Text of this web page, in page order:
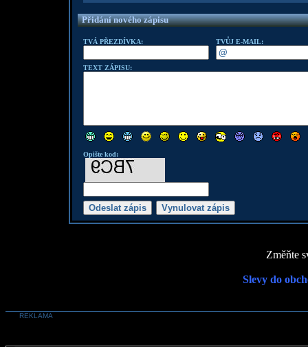
Přidání nového zápisu
TVÁ PŘEZDÍVKA: TVŮJ E-MAIL:
TEXT ZÁPISU:
Opište kod:
Změňte
Slevy do
REKLAMA